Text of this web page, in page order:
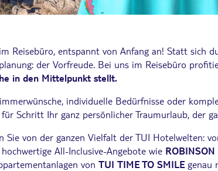
Reisebüro, entspannt von Anfang an! Statt sich
der Vorfreude. Bei uns im Reisebüro
in den Mittelpunkt stellt.
individuelle Bedürfnisse oder
Schritt Ihr ganz persönlicher Traumurlaub, der
Sie von der ganzen Vielfalt der TUI Hotelwelten:
All-Inclusive-Angebote wie ROBINSON
von TUI TIME TO SMILEgenau